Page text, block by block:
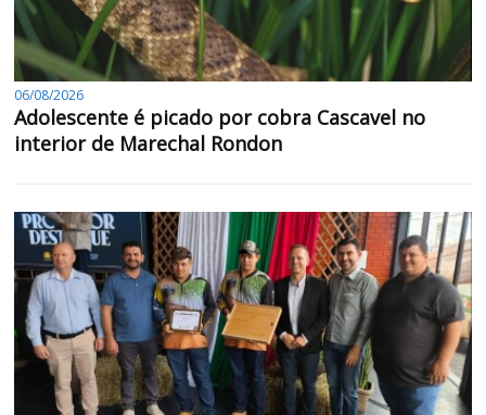
06/08/2026
Adolescente é picado por cobra Cascavel no
interior de Marechal Rondon